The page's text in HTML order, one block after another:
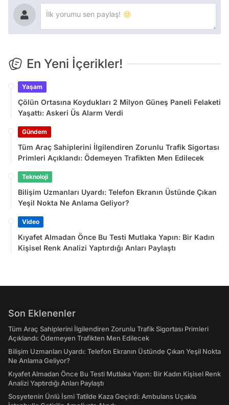
En Yeni İçerikler!
Yaşam
Çölün Ortasına Koydukları 2 Milyon Güneş Paneli Felaketi
Yaşattı: Askeri Üs Alarm Verdi
Gündem
Tüm Araç Sahiplerini İlgilendiren Zorunlu Trafik Sigortası
Primleri Açıklandı: Ödemeyen Trafikten Men Edilecek
Teknoloji
Bilişim Uzmanları Uyardı: Telefon Ekranın Üstünde Çıkan
Yeşil Nokta Ne Anlama Geliyor?
Video
Kıyafet Almadan Önce Bu Testi Mutlaka Yapın: Bir Kadın
Kişisel Renk Analizi Yaptırdığı Anları Paylaştı
Son Eklenenler
Tüm Araç Sahiplerini İlgilendiren Zorunlu Trafik Sigortası Primleri
Açıklandı: Ödemeyen Trafikten Men Edilecek
Bilişim Uzmanları Uyardı: Telefon Ekranın Üstünde Çıkan Yeşil Nokta
Ne Anlama Geliyor?
Kıyafet Almadan Önce Bu Testi Mutlaka Yapın: Bir Kadın Kişisel Renk
Analizi Yaptırdığı Anları Paylaştı
Sosyetenin Ünlü İsmi Tatilde Kaza Geçirdi: Ambulans Uçakla